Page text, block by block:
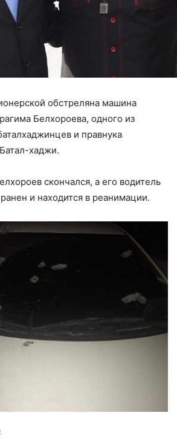
обстреляна машина
Белхороева, одного из
и правнука
хаджи.
скончался, а его водитель
и находится в реанимации.